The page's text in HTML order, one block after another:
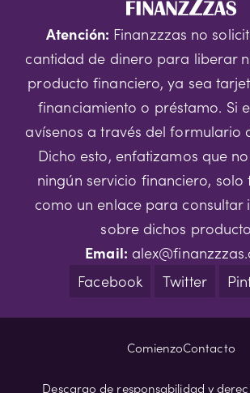
Atención: Finanzzzas no
cantidad de dinero para liberar
producto financiero, ya sea
financiamiento o préstamo. Si
avísenos a través del formulario
Dicho esto, enfatizamos que
ningún servicio financiero,
como un enlace para consultar
sobre dichos
Email:
Facebook
Twitter
ComienzoContacto
Descargo de responsabilidad y